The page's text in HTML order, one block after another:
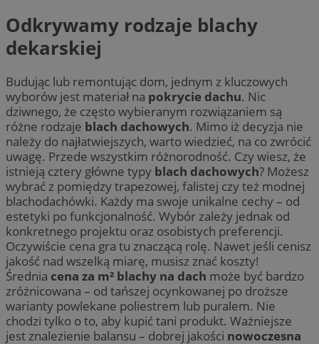
Odkrywamy rodzaje blachy
dekarskiej
Budując lub remontując dom, jednym z kluczowych
wyborów jest materiał na pokrycie dachu. Nic
dziwnego, że często wybieranym rozwiązaniem są
różne rodzaje blach dachowych. Mimo iż decyzja nie
należy do najłatwiejszych, warto wiedzieć, na co zwrócić
uwagę. Przede wszystkim różnorodność. Czy wiesz, że
istnieją cztery główne typy blach dachowych? Możesz
wybrać z pomiędzy trapezowej, falistej czy też modnej
blachodachówki. Każdy ma swoje unikalne cechy – od
estetyki po funkcjonalność. Wybór zależy jednak od
konkretnego projektu oraz osobistych preferencji.
Oczywiście cena gra tu znaczącą rolę. Nawet jeśli cenisz
jakość nad wszelką miarę, musisz znać koszty!
Średnia cena za m² blachy na dach może być bardzo
zróżnicowana – od tańszej ocynkowanej po droższe
warianty powlekane poliestrem lub puralem. Nie
chodzi tylko o to, aby kupić tani produkt. Ważniejsze
jest znalezienie balansu – dobrej jakości nowoczesna